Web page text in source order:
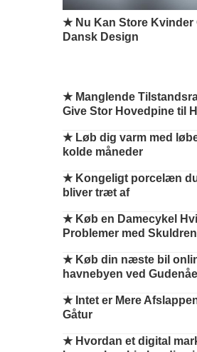
★ Nu Kan Store Kvinder
Dansk Design
★ Manglende
Give Stor Hovedpine til
★ Løb dig varm med
kolde måneder
★ Kongeligt porcelæn
bliver træt af
★ Køb en Damecykel
Problemer med
★ Køb din næste bil
havnebyen ved
★ Intet er Mere
Gåtur
★ Hvordan et digital